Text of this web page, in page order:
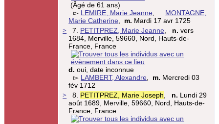
(Âgé de 61 ans)
▻ LEMIRE, Marie Jeanne;
MONTAGNE,
Marie Catherine
m. Mardi 17 avr 1725
> 7. PETITPREZ, Marie Jeanne n. vers
1684, Merville, 59660, Nord, Hauts-de-
France, France
d. oui, date inconnue
▻ LAMBERT, Alexandre m. Mercredi 03
fév 1712
> 8. PETITPREZ, Marie Joseph n. Lundi 29
août 1689, Merville, 59660, Nord, Hauts-de-
France, France